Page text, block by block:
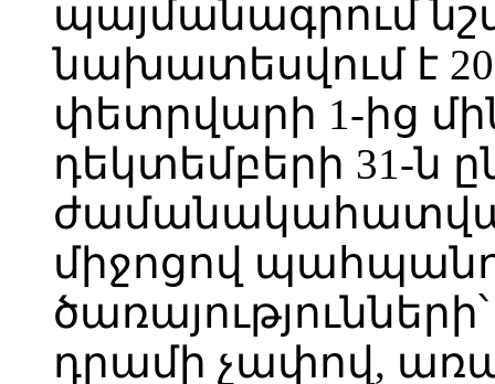
պայմանագրում
նախատեսվում է
փետրվարի 1-ից
դեկտեմբերի 31-ն
միջոցով
դրամի չափով,